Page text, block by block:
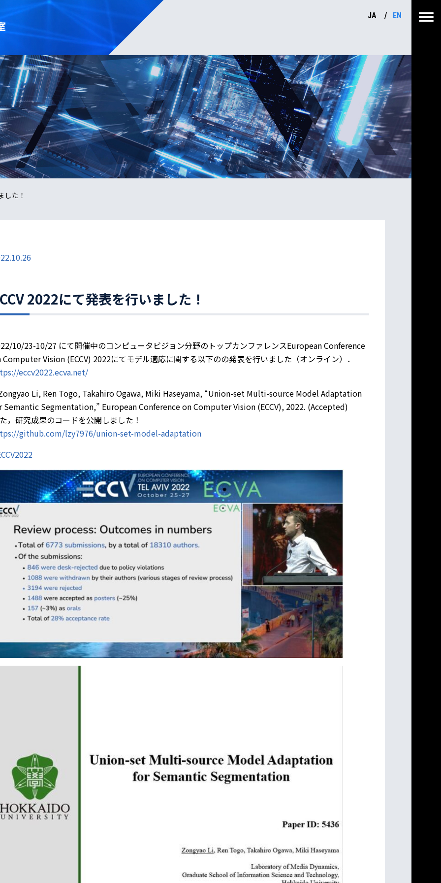
JA EN
した！
2022にて発表を行いました！
10/23-10/27 にて開催中のコンピュータビジョン分野のトップカンファレンスEuropean Conference
Computer Vision (ECCV) 2022にてモデル適応に関する以下のの発表を行いました（オンライン）．
eccv2022.ecva.net/
Li, Ren Togo, Takahiro Ogawa, Miki Haseyama, “Union-set Multi-source Model Adaptation
Semantic Segmentation,” European Conference on Computer Vision (ECCV), 2022. (Accepted)
，研究成果のコードを公開しました！
github.com/lzy7976/union-set-model-adaptation